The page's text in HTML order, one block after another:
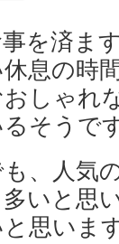
を済ま
息の時
しゃれ
そうです
、人気
いと思
思いま